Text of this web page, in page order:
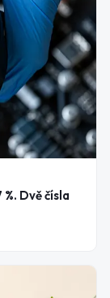
Dvě čísla